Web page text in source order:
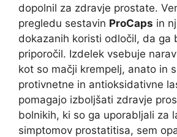
dopolnil za zdravje prostate.
pregledu sestavin ProCaps in
dokazanih koristi odločil, da ga
priporočil. Izdelek vsebuje
kot so mačji krempelj, anato in
protivnetne in antioksidativne
pomagajo izboljšati zdravje
bolnikih, ki so ga uporabljali za
simptomov prostatitisa, sem